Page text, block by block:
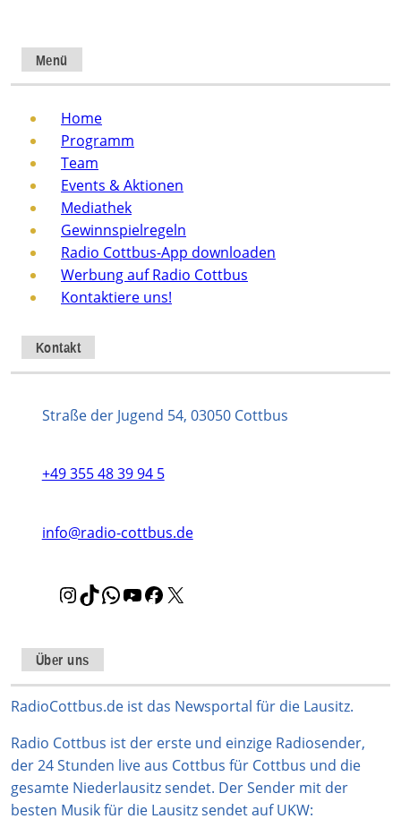
Menü
Home
Programm
Team
Events & Aktionen
Mediathek
Gewinnspielregeln
Radio Cottbus-App downloaden
Werbung auf Radio Cottbus
Kontaktiere uns!
Kontakt
Straße der Jugend 54, 03050 Cottbus
+49 355 48 39 94 5
info@radio-cottbus.de
I
t
a
g
a
m
T
o
k
W
s
A
p
Y
u
b
F
b
o
k
Über uns
RadioCottbus.de ist das Newsportal für die Lausitz.
Radio Cottbus ist der erste und einzige Radiosender,
der 24 Stunden live aus Cottbus für Cottbus und die
gesamte Niederlausitz sendet. Der Sender mit der
besten Musik für die Lausitz sendet auf UKW: